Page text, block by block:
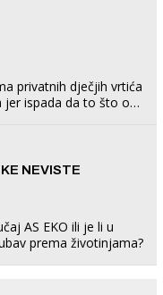
privatnih dječjih vrtića
jer ispada da to što oni
NEVISTE
AS EKO ili je li u
prema životinjama?